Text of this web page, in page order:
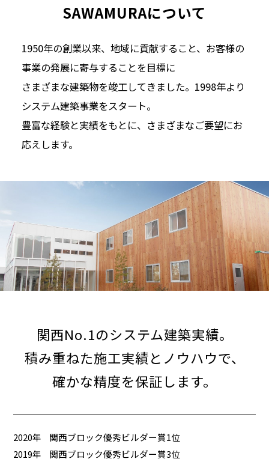
SAWAMURAについて
1950年の創業以来、地域に貢献すること、お客様の
事業の発展に寄与することを目標に
さまざまな建築物を竣工してきました。1998年より
システム建築事業をスタート。
豊富な経験と実績をもとに、さまざまなご要望にお
応えします。
関西No.1のシステム建築実績。
積み重ねた施工実績とノウハウで、
確かな精度を保証します。
2020年
関西ブロック優秀ビルダー賞1位
2019年
関西ブロック優秀ビルダー賞3位